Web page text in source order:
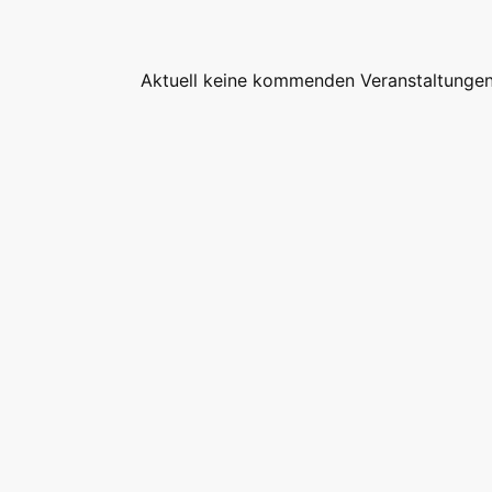
Aktuell keine kommenden